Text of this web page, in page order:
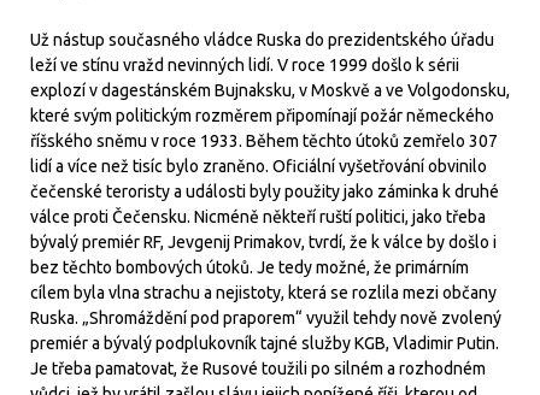
Už nástup současného vládce Ruska do prezidentského úřadu
leží ve stínu vražd nevinných lidí. V roce 1999 došlo k sérii
explozí v dagestánském Bujnaksku, v Moskvě a ve Volgodonsku,
které svým politickým rozměrem připomínají požár německého
říšského sněmu v roce 1933. Během těchto útoků zemřelo 307
lidí a více než tisíc bylo zraněno. Oficiální vyšetřování obvinilo
čečenské teroristy a události byly použity jako záminka k druhé
válce proti Čečensku. Nicméně někteří ruští politici, jako třeba
bývalý premiér RF, Jevgenij Primakov, tvrdí, že k válce by došlo i
bez těchto bombových útoků. Je tedy možné, že primárním
cílem byla vlna strachu a nejistoty, která se rozlila mezi občany
Ruska. „Shromáždění pod praporem“ využil tehdy nově zvolený
premiér a bývalý podplukovník tajné služby KGB, Vladimir Putin.
Je třeba pamatovat, že Rusové toužili po silném a rozhodném